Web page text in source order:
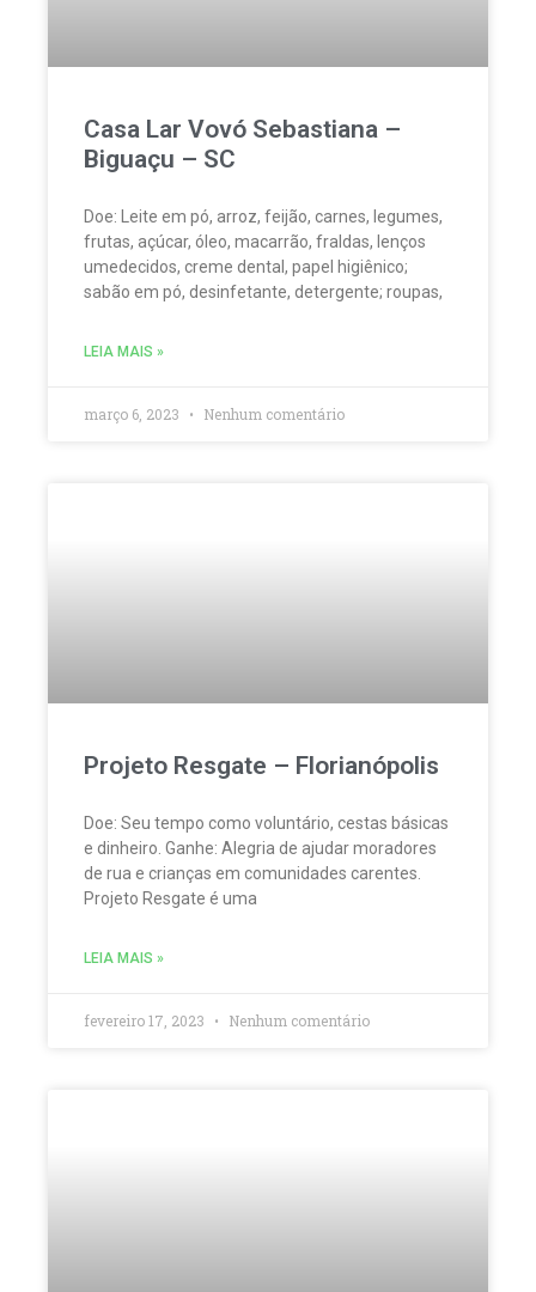
Casa Lar Vovó Sebastiana –
Biguaçu – SC
Doe: Leite em pó, arroz, feijão, carnes, legumes,
frutas, açúcar, óleo, macarrão, fraldas, lenços
umedecidos, creme dental, papel higiênico;
sabão em pó, desinfetante, detergente; roupas,
LEIA MAIS »
março 6, 2023 Nenhum comentário
Projeto Resgate – Florianópolis
Doe: Seu tempo como voluntário, cestas básicas
e dinheiro. Ganhe: Alegria de ajudar moradores
de rua e crianças em comunidades carentes.
Projeto Resgate é uma
LEIA MAIS »
fevereiro 17, 2023 Nenhum comentário